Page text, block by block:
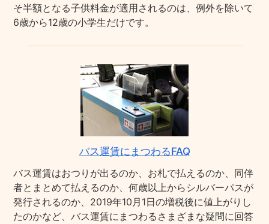
そ半額となる子供料金が適用されるのは、例外を除いて
6歳から12歳の小学生だけです。
バス運賃にまつわるFAQ
バス運賃はおつりが出るのか、お札で払えるのか、同伴
者とまとめて払えるのか、何歳以上からシルバーパスが
発行されるのか、2019年10月1日の増税後に値上がりし
たのかなど、バス運賃にまつわるさまざまな疑問に回答